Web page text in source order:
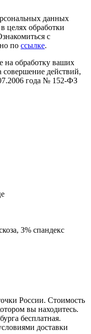
данных
обработки
с
по ссылке.
на обработку ваших
действий,
года № 152-ФЗ
3% спандекс
России. Стоимость
вы находитесь.
бесплатная.
доставки